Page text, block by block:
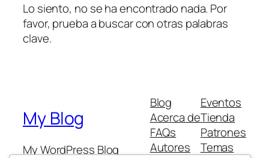
Lo siento, no se ha encontrado nada. Por
favor, prueba a buscar con otras palabras
clave.
My Blog
My WordPress Blog
Blog
Acerca de
FAQs
Autores
Eventos
Tienda
Patrones
Temas